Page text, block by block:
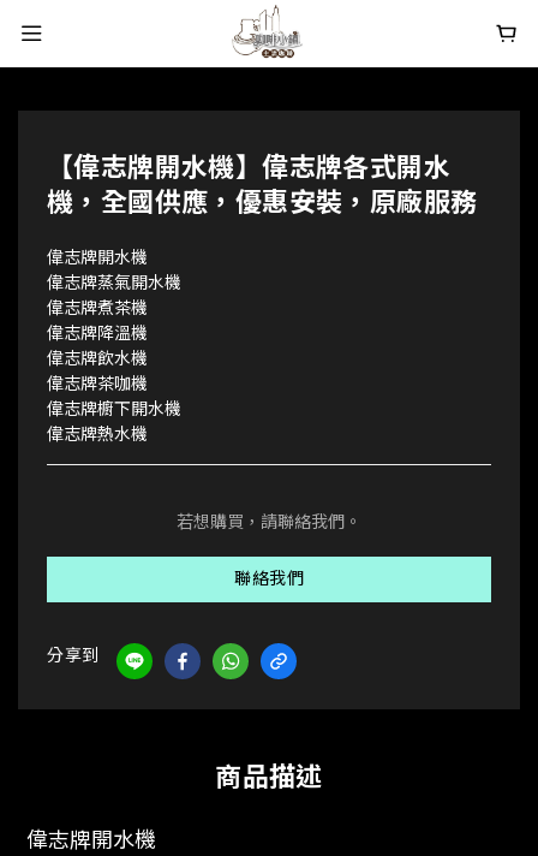
【偉志牌開水機】偉志牌各式開水
機，全國供應，優惠安裝，原廠服務
偉志牌開水機
偉志牌蒸氣開水機
偉志牌煮茶機
偉志牌降溫機
偉志牌飲水機
偉志牌茶咖機
偉志牌櫥下開水機
偉志牌熱水機
若想購買，請聯絡我們。
聯絡我們
分享到
商品描述
偉志牌開水機